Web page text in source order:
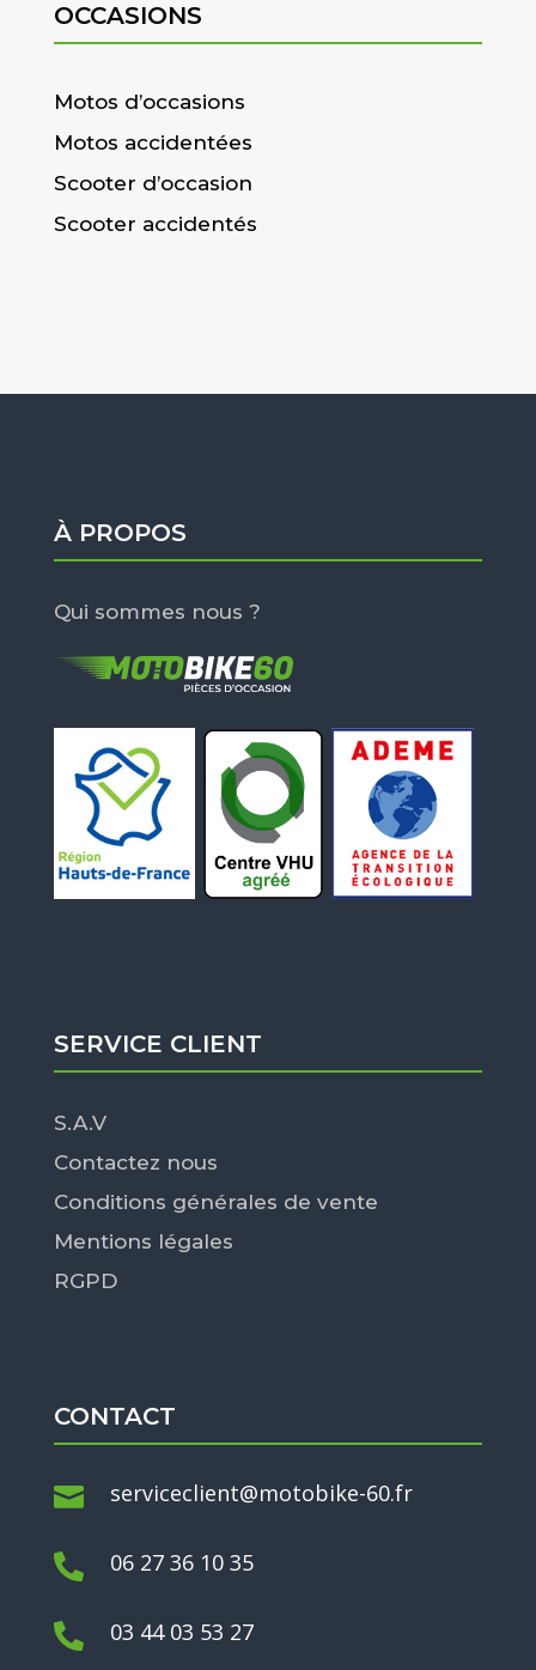
OCCASIONS
Motos d’occasions
Motos accidentées
Scooter d’occasion
Scooter accidentés
À PROPOS
Qui sommes nous ?
SERVICE CLIENT
S.A.V
Contactez nous
Conditions générales de vente
Mentions légales
RGPD
CONTACT
 serviceclient@motobike-60.fr
 06 27 36 10 35
 03 44 03 53 27